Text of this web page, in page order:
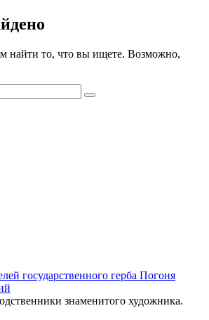
найти то, что вы ищете. Возможно,
государственного герба Погоня
знаменитого художника.